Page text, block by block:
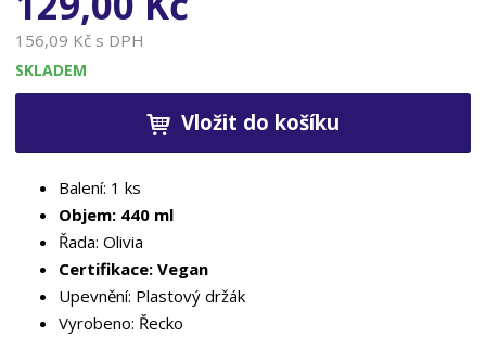
156,09 Kč s DPH
SKLADEM
Vložit do košíku
Balení: 1 ks
Objem: 440 ml
Řada: Olivia
Certifikace: Vegan
Upevnění: Plastový držák
Vyrobeno: Řecko